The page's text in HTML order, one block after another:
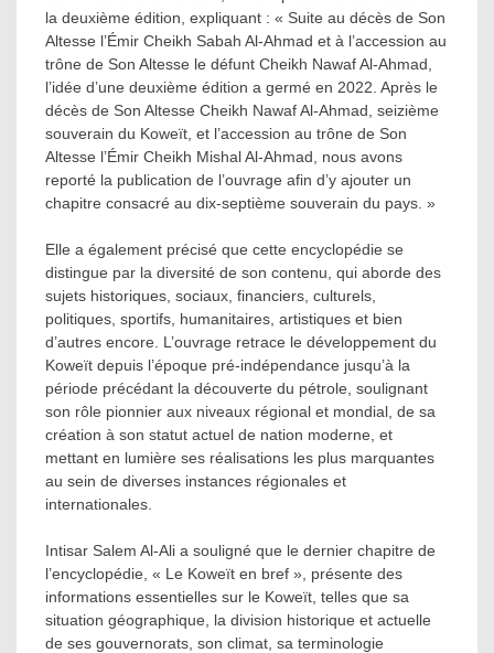
la deuxième édition, expliquant : « Suite au décès de Son
Altesse l’Émir Cheikh Sabah Al-Ahmad et à l’accession au
trône de Son Altesse le défunt Cheikh Nawaf Al-Ahmad,
l’idée d’une deuxième édition a germé en 2022. Après le
décès de Son Altesse Cheikh Nawaf Al-Ahmad, seizième
souverain du Koweït, et l’accession au trône de Son
Altesse l’Émir Cheikh Mishal Al-Ahmad, nous avons
reporté la publication de l’ouvrage afin d’y ajouter un
chapitre consacré au dix-septième souverain du pays. »
Elle a également précisé que cette encyclopédie se
distingue par la diversité de son contenu, qui aborde des
sujets historiques, sociaux, financiers, culturels,
politiques, sportifs, humanitaires, artistiques et bien
d’autres encore. L’ouvrage retrace le développement du
Koweït depuis l’époque pré-indépendance jusqu’à la
période précédant la découverte du pétrole, soulignant
son rôle pionnier aux niveaux régional et mondial, de sa
création à son statut actuel de nation moderne, et
mettant en lumière ses réalisations les plus marquantes
au sein de diverses instances régionales et
internationales.
Intisar Salem Al-Ali a souligné que le dernier chapitre de
l’encyclopédie, « Le Koweït en bref », présente des
informations essentielles sur le Koweït, telles que sa
situation géographique, la division historique et actuelle
de ses gouvernorats, son climat, sa terminologie